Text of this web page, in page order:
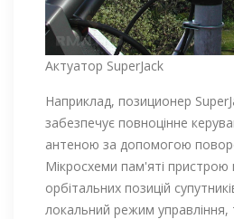
Актуатор SuperJack
Наприклад, позиционер
забезпечує повноцінне
антеною за допомогою
Мікросхеми пам'яті пристрою
орбітальних позицій
локальний режим управління,